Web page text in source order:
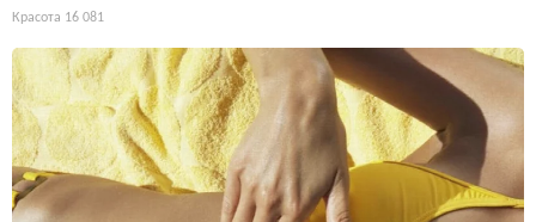
Красота 16 081